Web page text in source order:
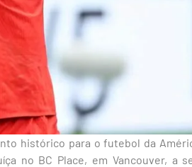
histórico para o futebol da
no BC Place, em Vancouver, a